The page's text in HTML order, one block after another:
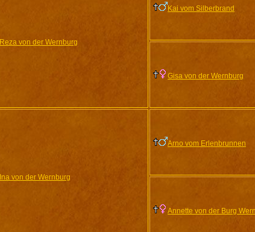
Reza von der Wernburg
Kai vom Silberbrand
Gisa von der Wernburg
Ina von der Wernburg
Arno vom Erlenbrunnen
Annette von der Burg